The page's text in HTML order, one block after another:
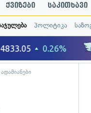
ქვიზები საკითხავი
პოლიტიკა